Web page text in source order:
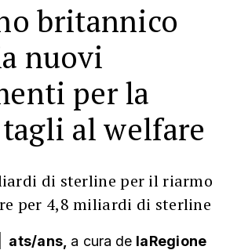
britannico
nuovi
per la
al welfare
di sterline per il riarmo
per 4,8 miliardi di sterline
ats/ans, a cura de laRegione